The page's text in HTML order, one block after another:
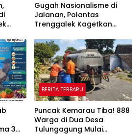
Gugah Nasionalisme di
Jalanan, Polantas
Trenggalek Kagetkan
3
BERITA TERBARU
Puncak Kemarau Tiba! 888
Warga di Dua Desa
Tulungagung Mulai